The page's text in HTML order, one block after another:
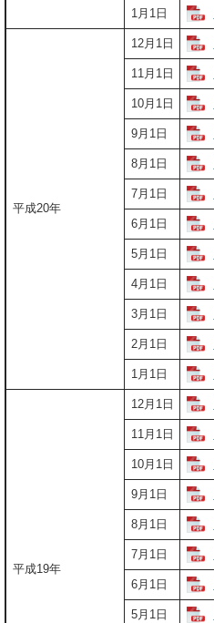
1月1日
平成20年
12月1日
11月1日
10月1日
9月1日
8月1日
7月1日
6月1日
5月1日
4月1日
3月1日
2月1日
1月1日
平成19年
12月1日
11月1日
10月1日
9月1日
8月1日
7月1日
6月1日
5月1日